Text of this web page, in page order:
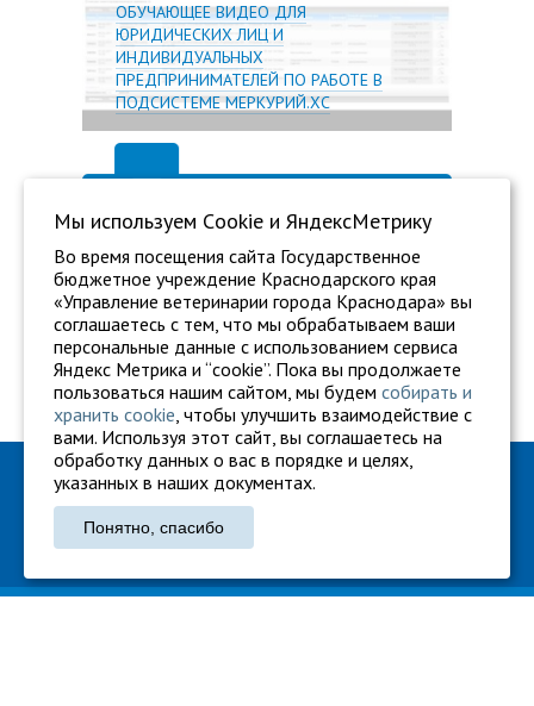
ОБУЧАЮЩЕЕ ВИДЕО ДЛЯ
ЮРИДИЧЕСКИХ ЛИЦ И
ИНДИВИДУАЛЬНЫХ
ПРЕДПРИНИМАТЕЛЕЙ ПО РАБОТЕ В
ПОДСИСТЕМЕ МЕРКУРИЙ.ХС
ГБУ "Ветуправление города Краснодара"
Адрес: г. Краснодар, ул. Карасунская, 110
Тел.: +7 861 260-27-94
Мы используем Сookie и ЯндексМетрику
Во время посещения сайта Государственное
бюджетное учреждение Краснодарского края
«Управление ветеринарии города Краснодара» вы
соглашаетесь с тем, что мы обрабатываем ваши
персональные данные с использованием сервиса
Яндекс Метрика и “cookie”. Пока вы продолжаете
пользоваться нашим сайтом, мы будем собирать и
хранить cookie, чтобы улучшить взаимодействие с
вами. Используя этот сайт, вы соглашаетесь на
обработку данных о вас в порядке и целях,
указанных в наших документах.
Понятно, спасибо